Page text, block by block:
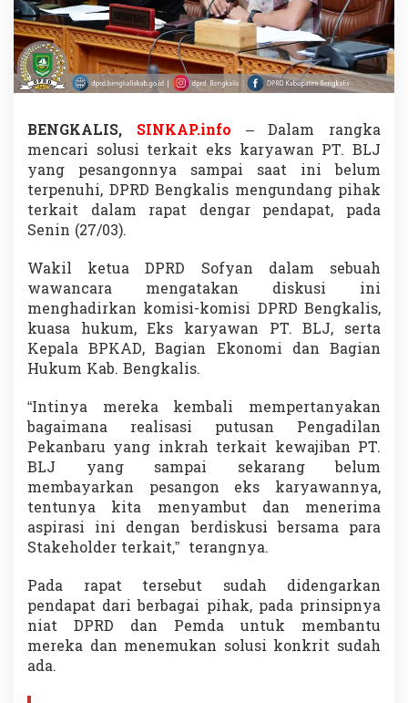
k
a
i
t
u
n
u
k
M
e
n
c
S
o
l
u
s
s
K
r
y
a
w
a
n
.
B
L
BENGKALIS, SINKAP.info – Dalam rangka
mencari solusi terkait eks karyawan PT. BLJ
yang pesangonnya sampai saat ini belum
terpenuhi, DPRD Bengkalis mengundang pihak
terkait dalam rapat dengar pendapat, pada
Senin (27/03).
Wakil ketua DPRD Sofyan dalam sebuah
wawancara mengatakan diskusi ini
menghadirkan komisi-komisi DPRD Bengkalis,
kuasa hukum, Eks karyawan PT. BLJ, serta
Kepala BPKAD, Bagian Ekonomi dan Bagian
Hukum Kab. Bengkalis.
“Intinya mereka kembali mempertanyakan
bagaimana realisasi putusan Pengadilan
Pekanbaru yang inkrah terkait kewajiban PT.
BLJ yang sampai sekarang belum
membayarkan pesangon eks karyawannya,
tentunya kita menyambut dan menerima
aspirasi ini dengan berdiskusi bersama para
Stakeholder terkait,” terangnya.
Pada rapat tersebut sudah didengarkan
pendapat dari berbagai pihak, pada prinsipnya
niat DPRD dan Pemda untuk membantu
mereka dan menemukan solusi konkrit sudah
ada.